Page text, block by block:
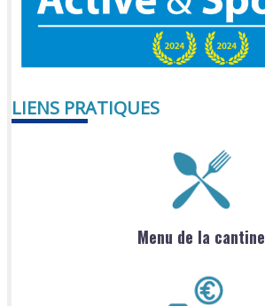
LIENS PRATIQUES
Menu de la cantine